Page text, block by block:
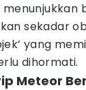
sekadar
yang
dihormati.
Meteor